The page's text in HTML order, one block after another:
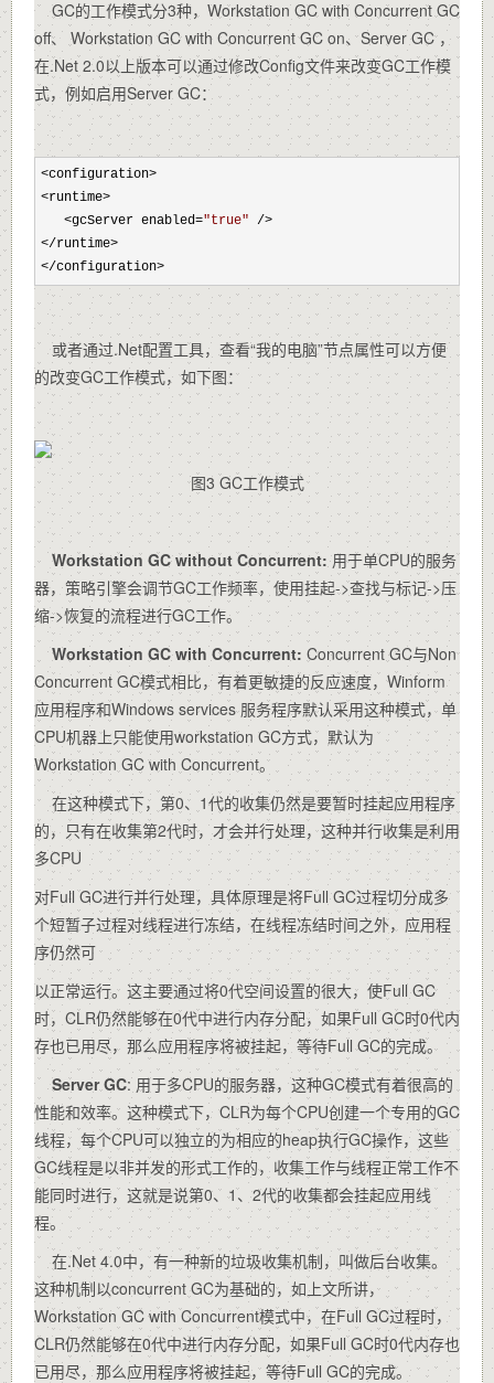
GC的工作模式分3种，Workstation GC with Concurrent GC
off、 Workstation GC with Concurrent GC on、Server GC ，
在.Net 2.0以上版本可以通过修改Config文件来改变GC工作模
式，例如启用Server GC：
<configuration>
<runtime>
<gcServer enabled="true" />
</runtime>
</configuration>
或者通过.Net配置工具，查看“我的电脑”节点属性可以方便
的改变GC工作模式，如下图：
图3 GC工作模式
Workstation GC without Concurrent:用于单CPU的服务
器，策略引擎会调节GC工作频率，使用挂起->查找与标记->压
缩->恢复的流程进行GC工作。
Workstation GC with Concurrent: Concurrent GC与Non
Concurrent GC模式相比，有着更敏捷的反应速度，Winform
应用程序和Windows services 服务程序默认采用这种模式，单
CPU机器上只能使用workstation GC方式，默认为
Workstation GC with Concurrent。
在这种模式下，第0、1代的收集仍然是要暂时挂起应用程序
的，只有在收集第2代时，才会并行处理，这种并行收集是利用
多CPU
对Full GC进行并行处理，具体原理是将Full GC过程切分成多
个短暂子过程对线程进行冻结，在线程冻结时间之外，应用程
序仍然可
以正常运行。这主要通过将0代空间设置的很大，使Full GC
时，CLR仍然能够在0代中进行内存分配，如果Full GC时0代内
存也已用尽，那么应用程序将被挂起，等待Full GC的完成。
Server GC: 用于多CPU的服务器，这种GC模式有着很高的
性能和效率。这种模式下，CLR为每个CPU创建一个专用的GC
线程，每个CPU可以独立的为相应的heap执行GC操作，这些
GC线程是以非并发的形式工作的，收集工作与线程正常工作不
能同时进行，这就是说第0、1、2代的收集都会挂起应用线
程。
在.Net 4.0中，有一种新的垃圾收集机制，叫做后台收集。
这种机制以concurrent GC为基础的，如上文所讲，
Workstation GC with Concurrent模式中，在Full GC过程时，
CLR仍然能够在0代中进行内存分配，如果Full GC时0代内存也
已用尽，那么应用程序将被挂起，等待Full GC的完成。